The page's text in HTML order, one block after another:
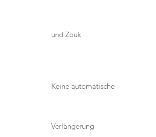
und Zouk
Keine automatische
Verlängerung